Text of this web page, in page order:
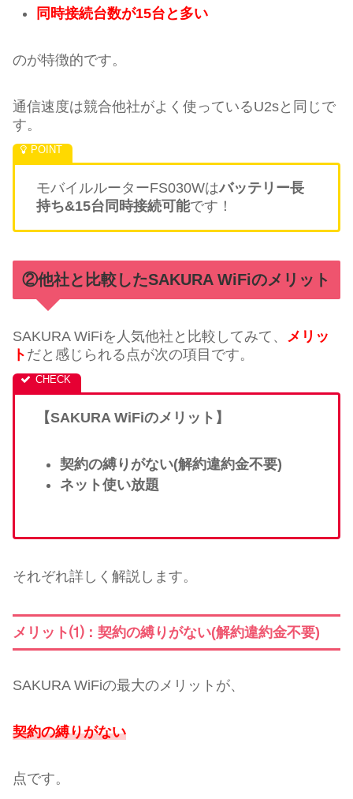
同時接続台数が15台と多い
のが特徴的です。
通信速度は競合他社がよく使っているU2sと同じで
す。
モバイルルーターFS030Wはバッテリー長
持ち&15台同時接続可能です！
②他社と比較したSAKURA WiFiのメリット
SAKURA WiFiを人気他社と比較してみて、
メリッ
ト だと感じられる点が次の項目です。
【SAKURA WiFiのメリット】
契約の縛りがない(解約違約金不要)
ネット使い放題
それぞれ詳しく解説します。
メリット⑴：契約の縛りがない(解約違約金不要)
SAKURA WiFiの最大のメリットが、
契約の縛りがない
点です。